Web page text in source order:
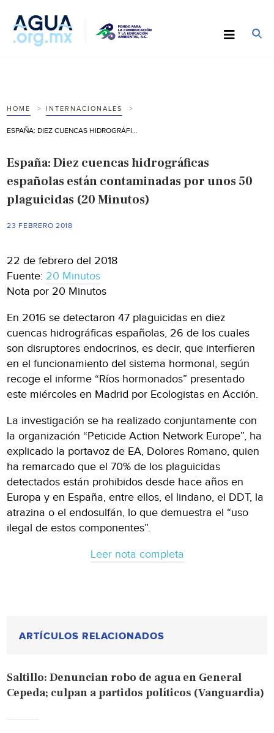
HOME INTERNACIONALES
España: Diez cuencas hidrográficas
españolas están contaminadas por unos 50
plaguicidas (20 Minutos)
23 FEBRERO 2018
22 de febrero del 2018
Fuente: 20 Minutos
Nota por 20 Minutos
En 2016 se detectaron 47 plaguicidas en diez
cuencas hidrográficas españolas, 26 de los cuales
son disruptores endocrinos, es decir, que interfieren
en el funcionamiento del sistema hormonal, según
recoge el informe “Ríos hormonados” presentado
este miércoles en Madrid por Ecologistas en Acción.
La investigación se ha realizado conjuntamente con
la organización “Peticide Action Network Europe”, ha
explicado la portavoz de EA, Dolores Romano, quien
ha remarcado que el 70% de los plaguicidas
detectados están prohibidos desde hace años en
Europa y en España, entre ellos, el lindano, el DDT, la
atrazina o el endosulfán, lo que demuestra el “uso
ilegal de estos componentes”.
Leer nota completa
ARTÍCULOS RELACIONADOS
Saltillo: Denuncian robo de agua en General
Cepeda; culpan a partidos políticos (Vanguardia)